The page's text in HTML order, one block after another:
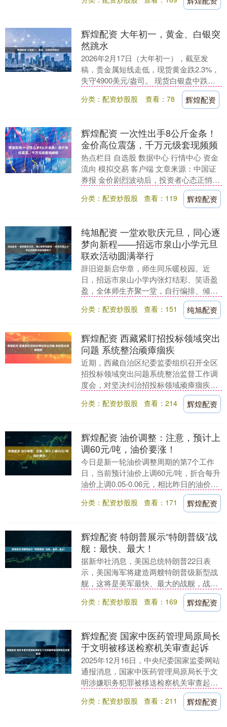
辉煌配资 大年初一，黄金、白银突
然跳水
2026年2月17日（大年初一），截至发
稿，贵金属短线走低，现货黄金跌2.3%，
失守4900美元/盎司。 现货白银盘中跌破
73美元/盎司，现跌超4%，报73.4....
分类：配资炒股股 查看：78 辉煌配资
辉煌配资 一次性出手8公斤金条！
金价高位震荡，千万元级套现频频
热点栏目 自选股 数据中心 行情中心 资金
流向 模拟交易 客户端 文章来源：中国证
券报 金价剧烈波动后，投资者心态正悄然
生变。买卖两旺的现象重现金市，但投资
主线....
分类：配资炒股股 查看：119 辉煌配资
纯旭配资 一堂欢歌庆元旦，同心逐
梦向新程——招远市泉山小学元旦
联欢活动圆满举行
辞旧迎新启华章，师生同乐暖校园。近
日，招远市泉山小学内张灯结彩、笑语盈
盈，全体师生齐聚一堂，自行编排、倾情
演绎了一场精彩纷呈的元旦联欢活动，用
歌声与舞姿告别过往....
分类：配资炒股股 查看：151 纯旭配资
辉煌配资 西藏紧盯招投标领域突出
问题 系统整治顽瘴痼疾
近期，西藏自治区纪委监委组织召开全区
招投标领域突出问题系统整治监督工作调
度会，对坚决纠治招投标领域顽瘴痼疾、
整治行业乱象、净化政治生态作出部署。
招投标领域涉及....
分类：配资炒股股 查看：214 辉煌配资
辉煌配资 油价调整：注意，预计上
调60元/吨，油价要涨！
今日是新一轮油价调整周期的第7个工作
日，当前预计油价上调60元/吨，折合每升
油价上调0.05-0.06元，相比昨日的油价预
计涨幅继续不增不减，仍超上调红线，油
价....
分类：配资炒股股 查看：171 辉煌配资
辉煌配资 特朗普展示“特朗普级”战
舰：最快、最大！
据新华社消息，美国总统特朗普22日表
示，美国海军将建造两艘特朗普级新型战
舰，这将是美军最快、最大的战舰，战斗
力将比现有舰艇强大百倍。 特朗普当天在
佛罗里达州海湖....
分类：配资炒股股 查看：169 辉煌配资
辉煌配资 国家中医药管理局原局长
于文明被移送检察机关审查起诉
2025年12月16日，中央纪委国家监委网站
通报消息，国家中医药管理局原局长于文
明涉嫌职务犯罪被移送检察机关审查起
诉。 通报称，经中共中央批准，国家监委
对国家中....
分类：配资炒股股 查看：211 辉煌配资